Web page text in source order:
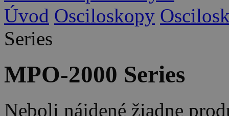
Úvod Osciloskopy
Series
MPO-2000 Series
Neboli nájdené žiadne